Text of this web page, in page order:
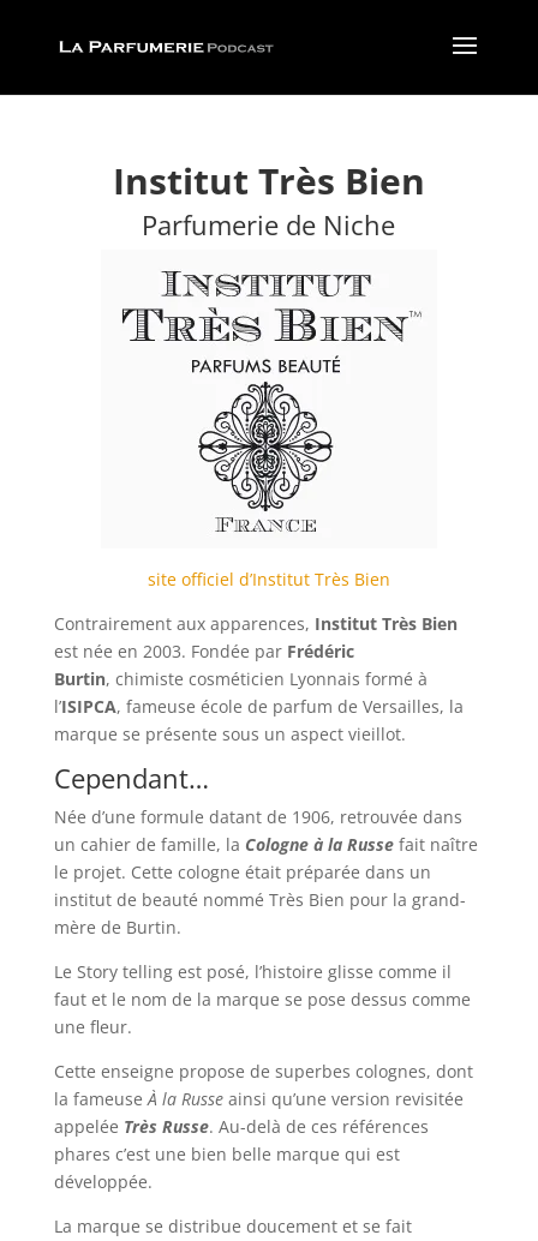
Institut Très Bien
Parfumerie de Niche
site officiel d’Institut Très Bien
Contrairement aux apparences, Institut Très Bien
est née en 2003. Fondée par Frédéric
Burtin, chimiste cosméticien Lyonnais formé à
l’ISIPCA, fameuse école de parfum de Versailles, la
marque se présente sous un aspect vieillot.
Cependant…
Née d’une formule datant de 1906, retrouvée dans
un cahier de famille, la Cologne à la Russefait naître
le projet. Cette cologne était préparée dans un
institut de beauté nommé Très Bien pour la grand-
mère de Burtin.
Le Story telling est posé, l’histoire glisse comme il
faut et le nom de la marque se pose dessus comme
une fleur.
Cette enseigne propose de superbes colognes, dont
la fameuseÀ la Russeainsi qu’une version revisitée
appelée Très Russe. Au-delà de ces références
phares c’est une bien belle marque qui est
développée.
La marque se distribue doucement et se fait